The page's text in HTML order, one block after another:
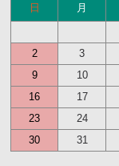
日 月
2
3
9
10
16
17
23
24
30
31